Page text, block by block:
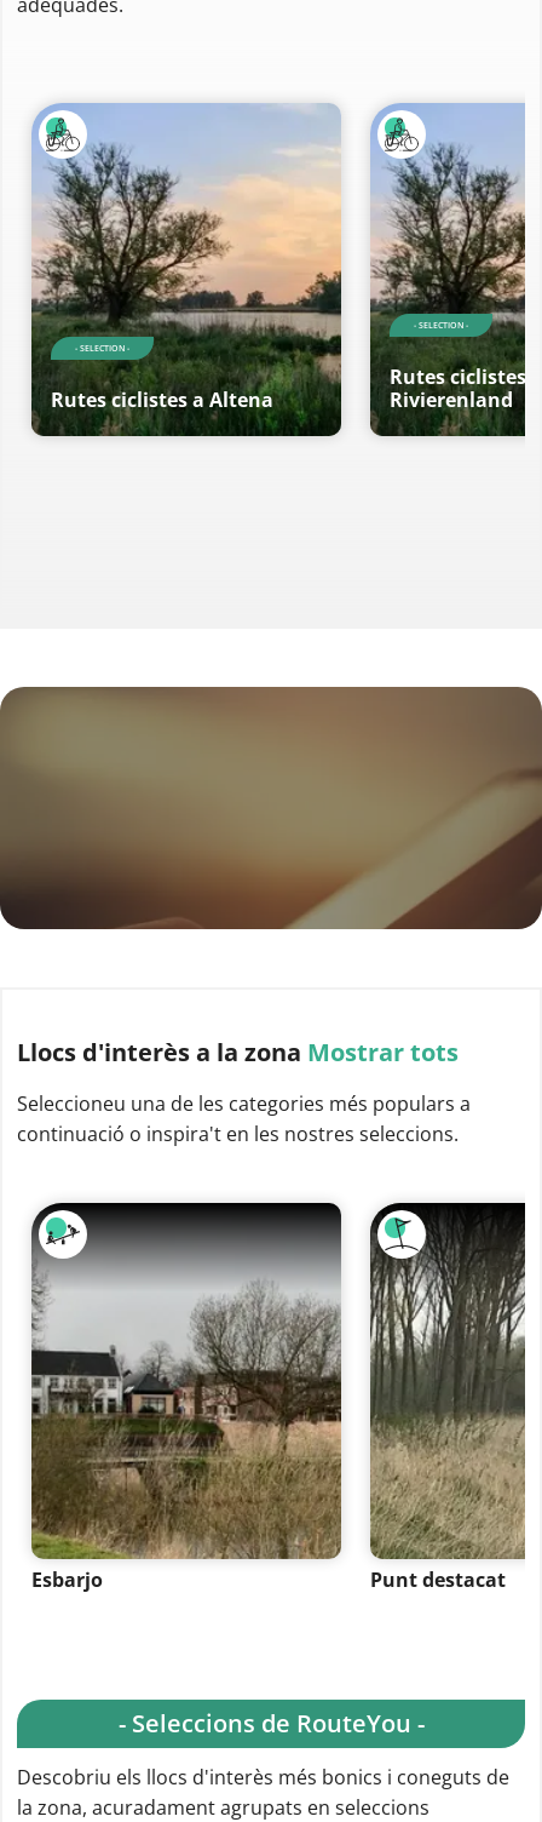
- SELECTION -
Rutes ciclistes a Altena
- SELECTION -
Rutes ciclistes a
Rivierenland
Llocs d'interèsa la zona Mostrar tots
Seleccioneu una de les categories més populars a
continuació o inspira't en les nostres seleccions.
Esbarjo Punt destacat
- Seleccions de RouteYou -
Descobriu els llocs d'interès més bonics i coneguts de
la zona, acuradament agrupats en seleccions